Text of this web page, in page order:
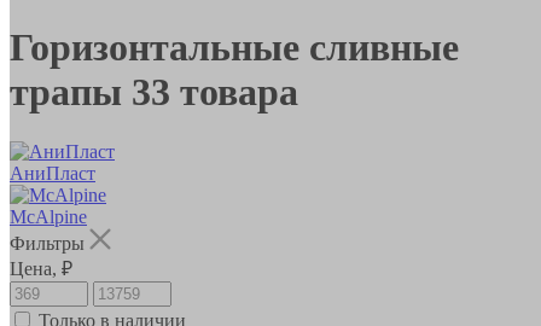
Горизонтальные сливные
трапы 33 товара
АниПласт
McAlpine
Фильтры
Цена, ₽
Только в наличии